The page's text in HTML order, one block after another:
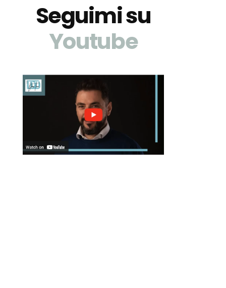
Seguimi su
Youtube